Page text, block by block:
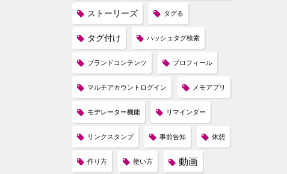
ストーリーズ タグる
タグ付け ハッシュタグ検索
ブランドコンテンツ プロフィール
マルチアカウントログイン メモアプリ
モデレーター機能 リマインダー
リンクスタンプ 事前告知 休憩
作り方 使い方 動画